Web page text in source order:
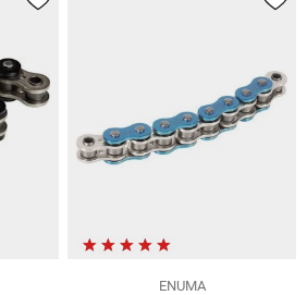
ENUMA